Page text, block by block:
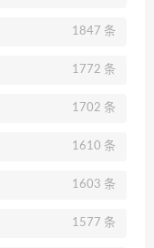
1847 条
1772 条
1702 条
1610 条
1603 条
1577 条